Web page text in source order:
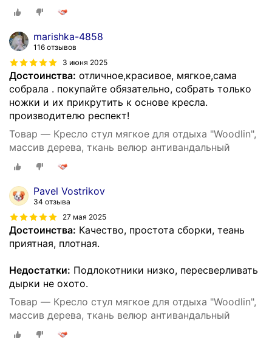
marishka-4858
116 отзывов
3 июня 2025
Достоинства: отличное,красивое, мягкое,сама
собрала . покупайте обязательно, собрать только
ножки и их прикрутить к основе кресла.
производителю респект!
Товар — Кресло стул мягкое для отдыха "Woodlin",
массив дерева, ткань велюр антивандальный
Pavel Vostrikov
34 отзыва
27 мая 2025
Достоинства: Качество, простота сборки, теань
приятная, плотная.
Недостатки: Подлокотники низко, пересверливать
дырки не охото.
Товар — Кресло стул мягкое для отдыха "Woodlin",
массив дерева, ткань велюр антивандальный